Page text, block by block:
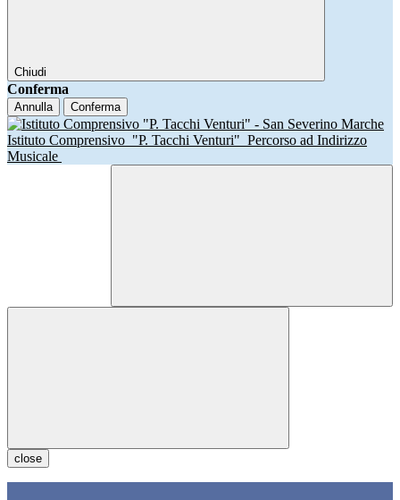
Chiudi
Conferma
Annulla Conferma
Istituto Comprensivo "P. Tacchi Venturi" Percorso ad Indirizzo
Musicale
close